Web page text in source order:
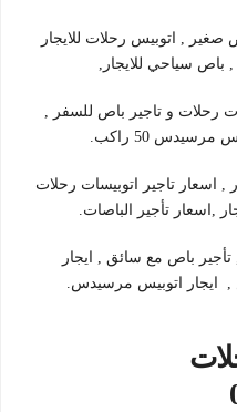
صغير , اتوبيس رحلات للايجار
, باص سياحي للايجار,
رحلات و تاجير باص للسفر ,
50 راكب.
, اسعار تاجير اتوبيسات رحلات
,اسعار تأجير الباصات.
تاجير اتوبيسات رحلات 2019 , تأجير باص مع سائق , ايجار
, ايجار اتوبيس مرسيدس.